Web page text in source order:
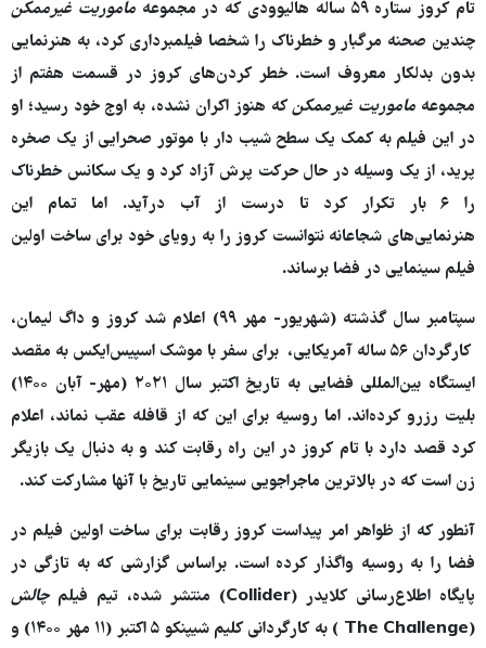
تام کروز ستاره ۵۹ ساله هالیوودی که در مجموعه
ماموریت غیرممکن
چندین صحنه مرگبار و خطرناک را شخصا فیلمبرداری کرد، به هنرنمایی
بدون بدلکار معروف است. خطر کردن‌های کروز در قسمت هفتم از
مجموعه ماموریت غیرممکنکه هنوز اکران نشده، به اوج خود رسید؛ او
در این فیلم به کمک یک سطح شیب دار با موتور صحرایی از یک صخره
پرید، از یک وسیله در حال حرکت پرش آزاد کرد و یک سکانس خطرناک
را ۶ بار تکرار کرد تا درست از آب درآید. اما تمام این
هنرنمایی‌های شجاعانه نتوانست کروز را به رویای خود برای ساخت اولین
فیلم سینمایی در فضا برساند.
سپتامبر سال گذشته (شهریور- مهر ۹۹) اعلام شد کروز و داگ لیمان،
کارگردان ۵۶ ساله آمریکایی، برای سفر با موشک اسپیس‌ایکس به مقصد
ایستگاه بین‌المللی فضایی به تاریخ اکتبر سال ۲۰۲۱ (مهر- آبان ۱۴۰۰)
بلیت رزرو کرده‌اند. اما روسیه برای این که از قافله عقب نماند، اعلام
کرد قصد دارد با تام کروز در این راه رقابت کند و به دنبال یک بازیگر
زن است که در بالاترین ماجراجویی سینمایی تاریخ با آنها مشارکت کند.
آنطور که از ظواهر امر پیداست کروز رقابت برای ساخت اولین فیلم در
فضا را به روسیه واگذار کرده است. براساس گزارشی که به تازگی در
پایگاه اطلاع‌رسانی کلایدر (Collider) منتشر شده، تیم فیلم
چالش
(The Challenge ) به کارگردانی کلیم شیپنکو ۵ اکتبر (۱۱ مهر ۱۴۰۰) و